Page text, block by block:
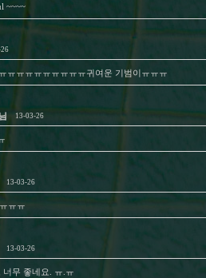
~~~~
26
ㅠㅠㅠㅠㅠㅠㅠㅠㅠ귀여운 기범이ㅠㅠㅠ
13-03-26
13-03-26
ㅠㅠ
13-03-26
너무 좋네요. ㅠ.ㅠ